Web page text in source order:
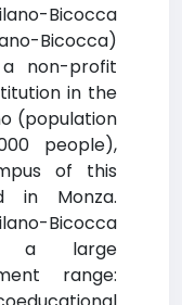
Bicocca
Bicocca)
non-profit
in the
(population
people),
of this
in Monza.
Bicocca
a large
range: